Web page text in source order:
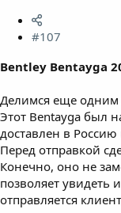
#107
Bentley Bentayga
Делимся еще
Этот Bentayga был
доставлен в
Перед отправкой
Конечно, оно не
позволяет увидеть
отправляется